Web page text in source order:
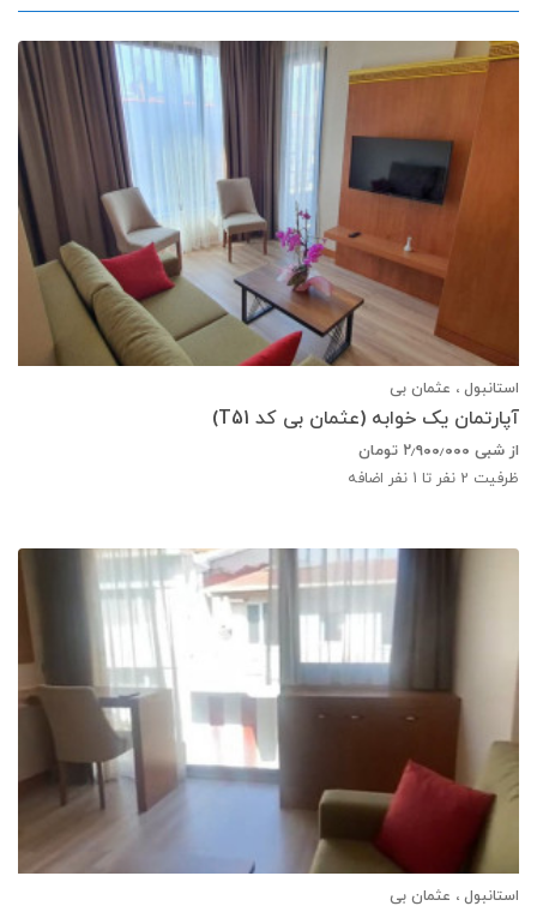
استانبول ، عثمان بی
آپارتمان یک خوابه (عثمان بی کد T51)
از شبی ۲٫۹۰۰٫۰۰۰ تومان
ظرفیت 2 نفر تا 1 نفر اضافه
استانبول ، عثمان بی